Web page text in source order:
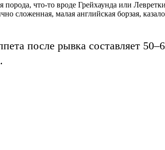
что-то вроде Грейхаунда или
сложенная, малая английская борзая,
после рывка составляет